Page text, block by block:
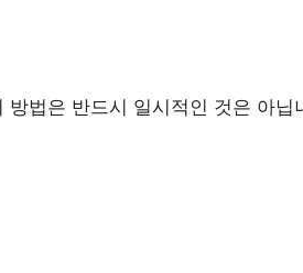
법은 반드시 일시적인 것은 아